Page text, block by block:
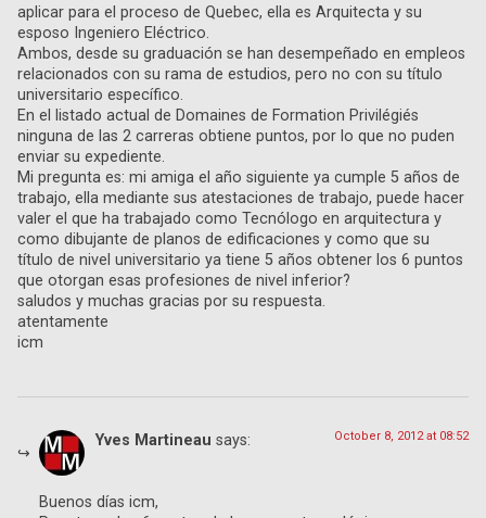
aplicar para el proceso de Quebec, ella es Arquitecta y su
esposo Ingeniero Eléctrico.
Ambos, desde su graduación se han desempeñado en empleos
relacionados con su rama de estudios, pero no con su título
universitario específico.
En el listado actual de Domaines de Formation Privilégiés
ninguna de las 2 carreras obtiene puntos, por lo que no puden
enviar su expediente.
Mi pregunta es: mi amiga el año siguiente ya cumple 5 años de
trabajo, ella mediante sus atestaciones de trabajo, puede hacer
valer el que ha trabajado como Tecnólogo en arquitectura y
como dibujante de planos de edificaciones y como que su
título de nivel universitario ya tiene 5 años obtener los 6 puntos
que otorgan esas profesiones de nivel inferior?
saludos y muchas gracias por su respuesta.
atentamente
icm
Yves Martineau says: October 8, 2012 at 08:52
Buenos días icm,